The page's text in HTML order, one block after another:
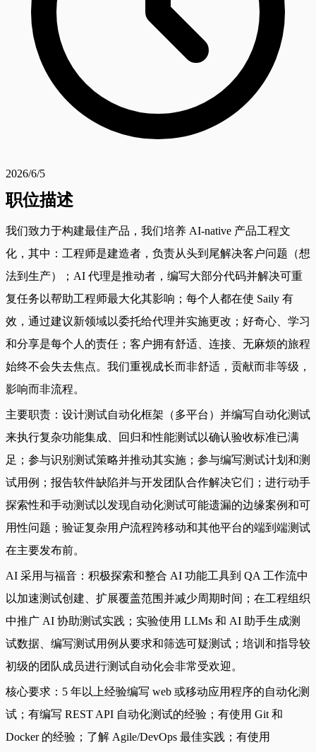
2026/6/5
职位描述
我们致力于构建最佳产品，我们培养 AI-native 产品工程文
化，其中：工程师是建造者，负责从头到尾解决客户问题（想
法到生产）；AI 代理是推动者，编写大部分代码并解决可重
复任务以帮助工程师最大化其影响；每个人都在使 Saily 有
效，通过建议新领域以委托给代理并实施更改；好奇心、学习
和分享是每个人的责任；客户拥有舒适、连接、无麻烦的旅程
始终不会失去焦点。我们重视成长而非舒适，贡献而非等级，
影响而非流程。
主要职责：设计测试自动化框架（多平台）并编写自动化测试
来执行复杂功能集成、回归和性能测试以确认验收标准已满
足；参与识别测试策略并推动其实施；参与编写测试计划和测
试用例；报告软件缺陷并与开发团队合作解决它们；进行动手
探索性和手动测试以发现自动化测试可能遗漏的边缘案例和可
用性问题；验证复杂用户流程跨移动和其他平台的端到端测试
在主要发布前。
AI 采用与福音：积极探索和整合 AI 功能工具到 QA 工作流中
以加速测试创建、扩展覆盖范围并减少周期时间；在工程组织
中推广 AI 协助测试实践；实验使用 LLMs 和 AI 助手生成测
试数据、编写测试用例从要求和筛选可疑测试；培训和指导较
初级的团队成员进行测试自动化会非常受欢迎。
核心要求：5 年以上经验编写 web 或移动应用程序的自动化测
试；有编写 REST API 自动化测试的经验；有使用 Git 和
Docker 的经验；了解 Agile/DevOps 最佳实践；有使用